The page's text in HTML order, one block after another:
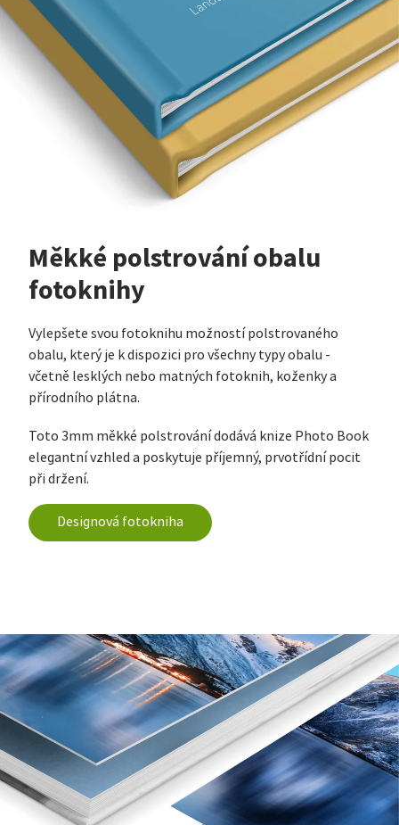
Měkké polstrování obalu
fotoknihy
Vylepšete svou fotoknihu možností polstrovaného
obalu, který je k dispozici pro všechny typy obalu -
včetně lesklých nebo matných fotoknih, koženky a
přírodního plátna.
Toto 3mm měkké polstrování dodává knize Photo Book
elegantní vzhled a poskytuje příjemný, prvotřídní pocit
při držení.
Designová fotokniha